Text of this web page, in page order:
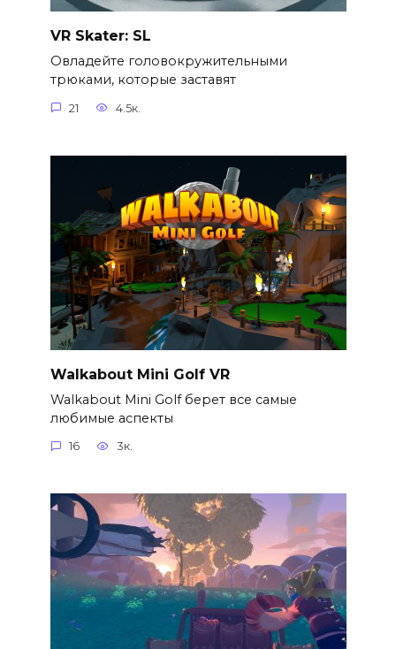
VR Skater: SL
Овладейте головокружительными
трюками, которые заставят
21 4.5к.
Walkabout Mini Golf VR
Walkabout Mini Golf берет все самые
любимые аспекты
16 3к.